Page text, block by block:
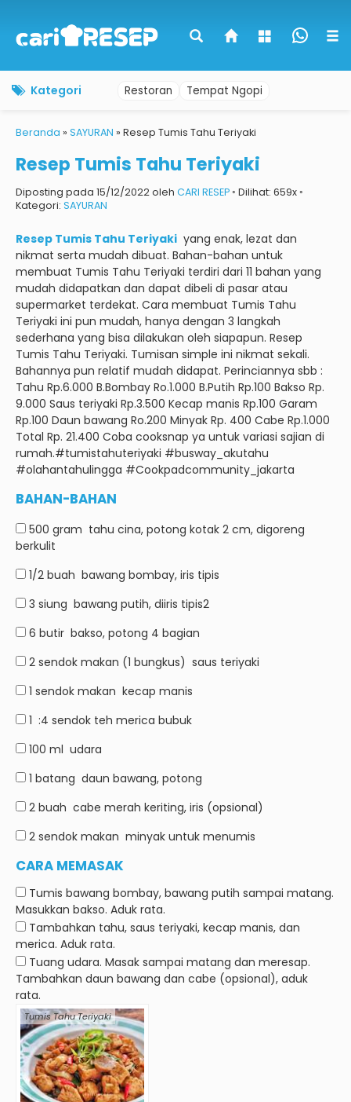
Kategori Restoran Tempat Ngopi
Beranda » SAYURAN » Resep Tumis Tahu Teriyaki
Resep Tumis Tahu Teriyaki
Diposting pada 15/12/2022 oleh CARI RESEP◦ Dilihat: 659x ◦
Kategori: SAYURAN
Resep Tumis Tahu Teriyaki yang enak, lezat dan
nikmat serta mudah dibuat. Bahan-bahan untuk
membuat Tumis Tahu Teriyaki terdiri dari 11 bahan yang
mudah didapatkan dan dapat dibeli di pasar atau
supermarket terdekat. Cara membuat Tumis Tahu
Teriyaki ini pun mudah, hanya dengan 3 langkah
sederhana yang bisa dilakukan oleh siapapun. Resep
Tumis Tahu Teriyaki. Tumisan simple ini nikmat sekali.
Bahannya pun relatif mudah didapat. Perinciannya sbb :
Tahu Rp.6.000 B.Bombay Ro.1.000 B.Putih Rp.100 Bakso Rp.
9.000 Saus teriyaki Rp.3.500 Kecap manis Rp.100 Garam
Rp.100 Daun bawang Ro.200 Minyak Rp. 400 Cabe Rp.1.000
Total Rp. 21.400 Coba cooksnap ya untuk variasi sajian di
rumah.#tumistahuteriyaki #busway_akutahu
#olahantahulingga #Cookpadcommunity_jakarta
BAHAN-BAHAN
500 gram tahu cina, potong kotak 2 cm, digoreng
berkulit
1/2 buah bawang bombay, iris tipis
3 siung bawang putih, diiris tipis2
6 butir bakso, potong 4 bagian
2 sendok makan (1 bungkus) saus teriyaki
1 sendok makan kecap manis
1 :4 sendok teh merica bubuk
100 ml udara
1 batang daun bawang, potong
2 buah cabe merah keriting, iris (opsional)
2 sendok makan minyak untuk menumis
CARA MEMASAK
Tumis bawang bombay, bawang putih sampai matang.
Masukkan bakso. Aduk rata.
Tambahkan tahu, saus teriyaki, kecap manis, dan
merica. Aduk rata.
Tuang udara. Masak sampai matang dan meresap.
Tambahkan daun bawang dan cabe (opsional), aduk
rata.
Tumis Tahu Teriyaki